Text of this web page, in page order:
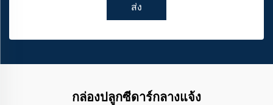
ส่ง
กล่องปลูกซีดาร์กลางแจ้ง